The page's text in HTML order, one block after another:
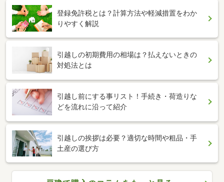
登録免許税とは？計算方法や軽減措置をわか
りやすく解説
引越しの初期費用の相場は？払えないときの
対処法とは
引越し前にする事リスト！手続き・荷造りな
どを流れに沿って紹介
引越しの挨拶は必要？適切な時間や粗品・手
土産の選び方